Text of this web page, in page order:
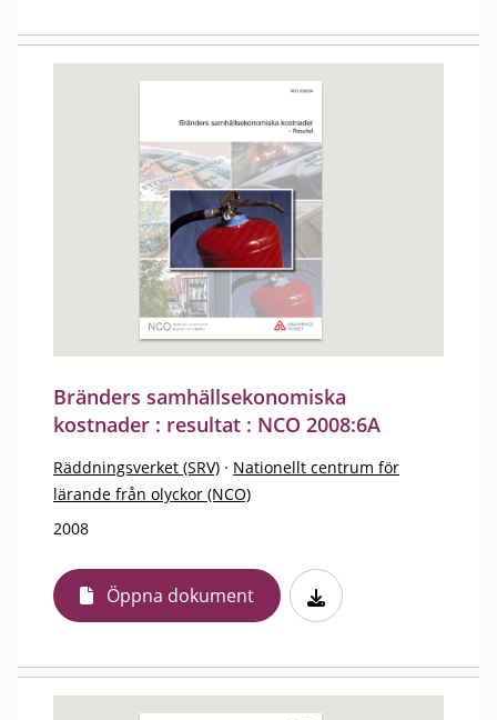
Bränders samhällsekonomiska
kostnader : resultat : NCO 2008:6A
Räddningsverket (SRV) · Nationellt centrum för
lärande från olyckor (NCO)
2008
Öppna dokument